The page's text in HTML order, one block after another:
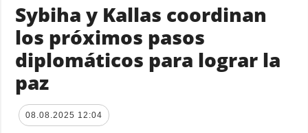
Sybiha y Kallas coordinan
los próximos pasos
diplomáticos para lograr la
paz
08.08.2025 12:04